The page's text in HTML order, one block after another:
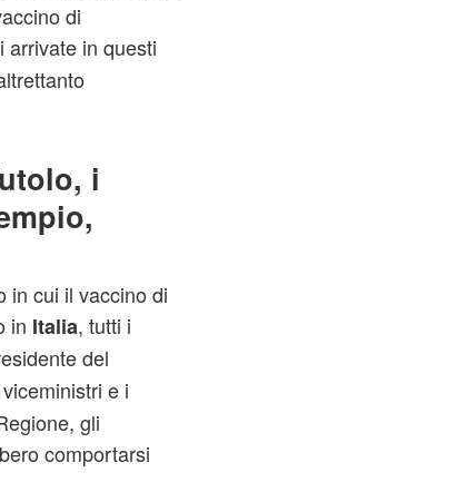
di
in questi
i
in cui il vaccino di
in Italia, tutti i
del
e i
gli
comportarsi